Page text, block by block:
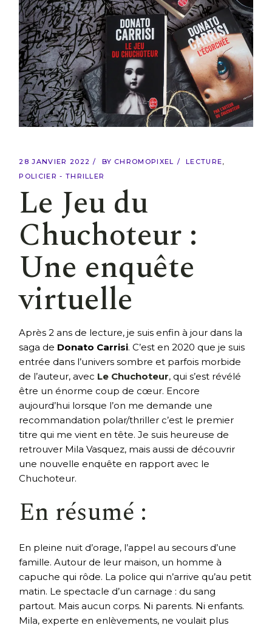
28 JANVIER 2022 BY CHROMOPIXEL
LECTURE
POLICIER - THRILLER
Le Jeu du
Chuchoteur :
Une enquête
virtuelle
Après 2 ans de lecture, je suis enfin à jour dans la
saga de Donato Carrisi. C’est en 2020 que je suis
entrée dans l’univers sombre et parfois morbide
de l’auteur, avec Le Chuchoteur, qui s’est révélé
être un énorme coup de cœur. Encore
aujourd’hui lorsque l’on me demande une
recommandation polar/thriller c’est le premier
titre qui me vient en tête. Je suis heureuse de
retrouver Mila Vasquez, mais aussi de découvrir
une nouvelle enquête en rapport avec le
Chuchoteur.
En résumé :
En pleine nuit d’orage, l’appel au secours d’une
famille. Autour de leur maison, un homme à
capuche qui rôde. La police qui n’arrive qu’au petit
matin. Le spectacle d’un carnage : du sang
partout. Mais aucun corps. Ni parents. Ni enfants.
Mila, experte en enlèvements, ne voulait plus